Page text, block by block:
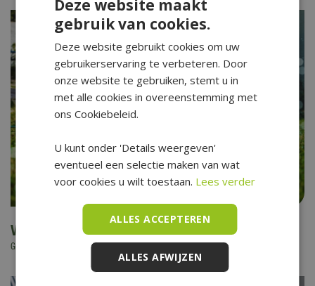
Vakantietips (voor kids) in eigen tuin
Gepubliceerd op 6 augustus 2026
Deze website maakt
gebruik van cookies.
Deze website gebruikt cookies om uw
gebruikerservaring te verbeteren. Door
onze website te gebruiken, stemt u in
met alle cookies in overeenstemming met
ons Cookiebeleid.
U kunt onder 'Details weergeven'
eventueel een selectie maken van wat
voor cookies u wilt toestaan. Lees verder
ALLES ACCEPTEREN
ALLES AFWIJZEN